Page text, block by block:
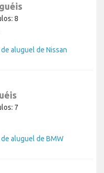
8
aluguel de Nissan
7
aluguel de BMW